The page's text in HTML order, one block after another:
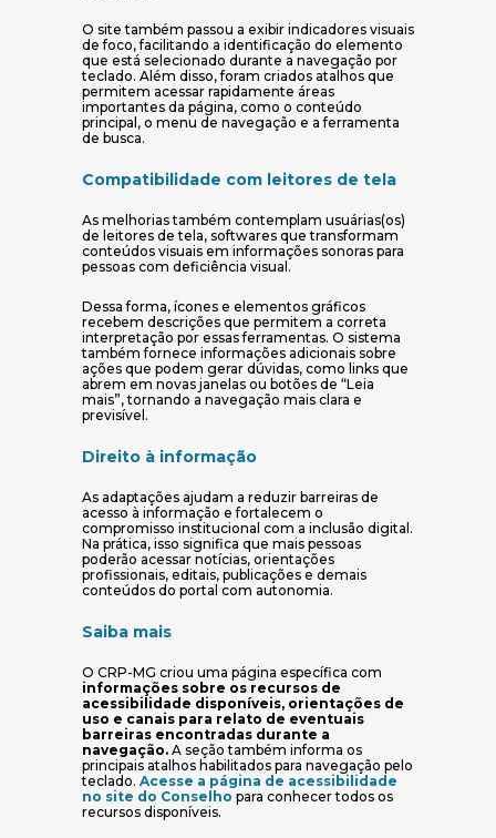
O site também passou a exibir indicadores visuais
de foco, facilitando a identificação do elemento
que está selecionado durante a navegação por
teclado. Além disso, foram criados atalhos que
permitem acessar rapidamente áreas
importantes da página, como o conteúdo
principal, o menu de navegação e a ferramenta
de busca.
Compatibilidade com leitores de tela
As melhorias também contemplam usuárias(os)
de leitores de tela, softwares que transformam
conteúdos visuais em informações sonoras para
pessoas com deficiência visual.
Dessa forma, ícones e elementos gráficos
recebem descrições que permitem a correta
interpretação por essas ferramentas. O sistema
também fornece informações adicionais sobre
ações que podem gerar dúvidas, como links que
abrem em novas janelas ou botões de “Leia
mais”, tornando a navegação mais clara e
previsível.
Direito à informação
As adaptações ajudam a reduzir barreiras de
acesso à informação e fortalecem o
compromisso institucional com a inclusão digital.
Na prática, isso significa que mais pessoas
poderão acessar notícias, orientações
profissionais, editais, publicações e demais
conteúdos do portal com autonomia.
Saiba mais
O CRP-MG criou uma página específica com
informações sobre os recursos de
acessibilidade disponíveis, orientações de
uso e canais para relato de eventuais
barreiras encontradas durante a
navegação. A seção também informa os
principais atalhos habilitados para navegação pelo
teclado. Acesse a página de acessibilidade
no site do Conselho (abre em nova janela)
para conhecer todos os
recursos disponíveis.